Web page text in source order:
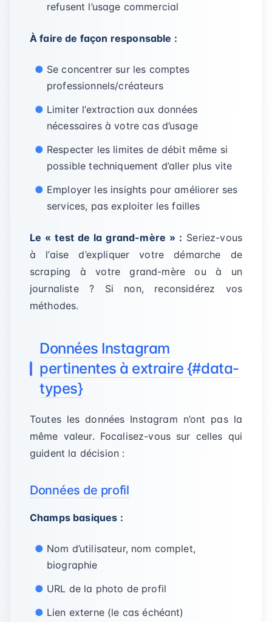
refusent l’usage commercial
À faire de façon responsable :
Se concentrer sur les comptes
professionnels/créateurs
Limiter l’extraction aux données
nécessaires à votre cas d’usage
Respecter les limites de débit même si
possible techniquement d’aller plus vite
Employer les insights pour améliorer ses
services, pas exploiter les failles
Le « test de la grand-mère » : Seriez-vous
à l’aise d’expliquer votre démarche de
scraping à votre grand-mère ou à un
journaliste ? Si non, reconsidérez vos
méthodes.
Données Instagram
pertinentes à extraire {#data-
types}
Toutes les données Instagram n’ont pas la
même valeur. Focalisez-vous sur celles qui
guident la décision :
Données de profil
Champs basiques :
Nom d’utilisateur, nom complet,
biographie
URL de la photo de profil
Lien externe (le cas échéant)